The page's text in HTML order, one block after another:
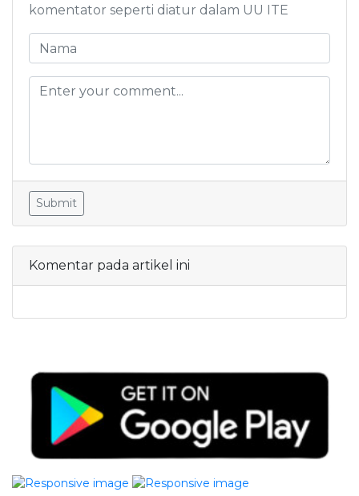
komentator seperti diatur dalam UU ITE
Submit
Komentar pada artikel ini